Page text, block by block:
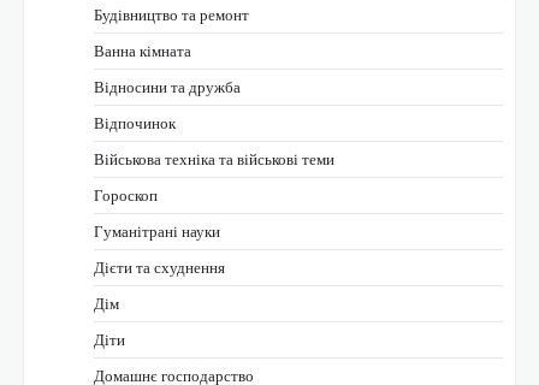
Будівництво та ремонт
Ванна кімната
Відносини та дружба
Відпочинок
Військова техніка та військові теми
Гороскоп
Гуманітрані науки
Дієти та схуднення
Дім
Діти
Домашнє господарство